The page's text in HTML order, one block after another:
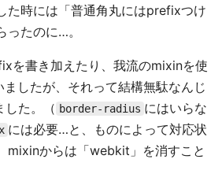
た時には「普通角丸にはprefixつけ
ったのに…。
を書き加えたり、我流のmixinを使
したが、それって結構無駄なんじ
した。（ border-radius にはいらな
には必要…と、ものによって対応状
mixinからは「webkit」を消すこと